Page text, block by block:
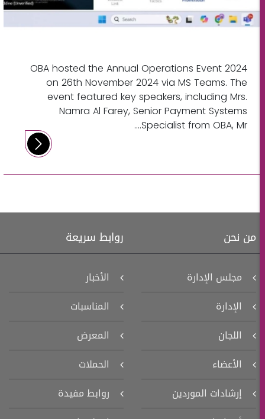
OBA hosted the Annual Operations Event 2024
on 26th November 2024 via MS Teams. The
event featured key speakers, including Mrs.
Namra Al Farey, Senior Payment Systems
Specialist from OBA, Mr....
من نحن
مجلس الإدارة
الإدارة
اللجان
الأعضاء
إرشادات الموردين
روابط سريعة
الأخبار
المناسبات
المعرض
الحملات
روابط مفيدة